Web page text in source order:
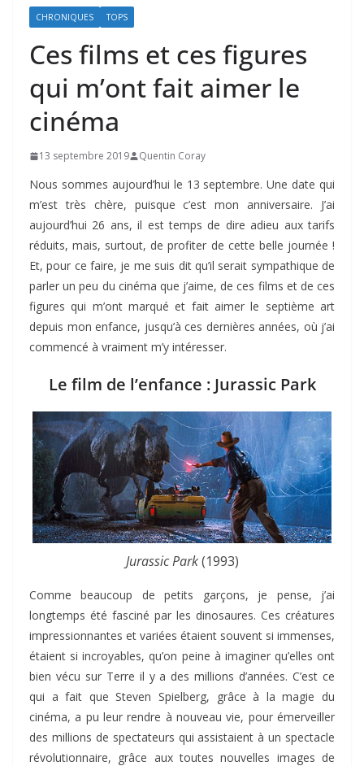
CHRONIQUES TOPS
Ces films et ces figures
qui m’ont fait aimer le
cinéma
13 septembre 2019 Quentin Coray
Nous sommes aujourd’hui le 13 septembre. Une date qui
m’est très chère, puisque c’est mon anniversaire. J’ai
aujourd’hui 26 ans, il est temps de dire adieu aux tarifs
réduits, mais, surtout, de profiter de cette belle journée !
Et, pour ce faire, je me suis dit qu’il serait sympathique de
parler un peu du cinéma que j’aime, de ces films et de ces
figures qui m’ont marqué et fait aimer le septième art
depuis mon enfance, jusqu’à ces dernières années, où j’ai
commencé à vraiment m’y intéresser.
Le film de l’enfance : Jurassic Park
Jurassic Park(1993)
Comme beaucoup de petits garçons, je pense, j’ai
longtemps été fasciné par les dinosaures. Ces créatures
impressionnantes et variées étaient souvent si immenses,
étaient si incroyables, qu’on peine à imaginer qu’elles ont
bien vécu sur Terre il y a des millions d’années. C’est ce
qui a fait que Steven Spielberg, grâce à la magie du
cinéma, a pu leur rendre à nouveau vie, pour émerveiller
des millions de spectateurs qui assistaient à un spectacle
révolutionnaire, grâce aux toutes nouvelles images de